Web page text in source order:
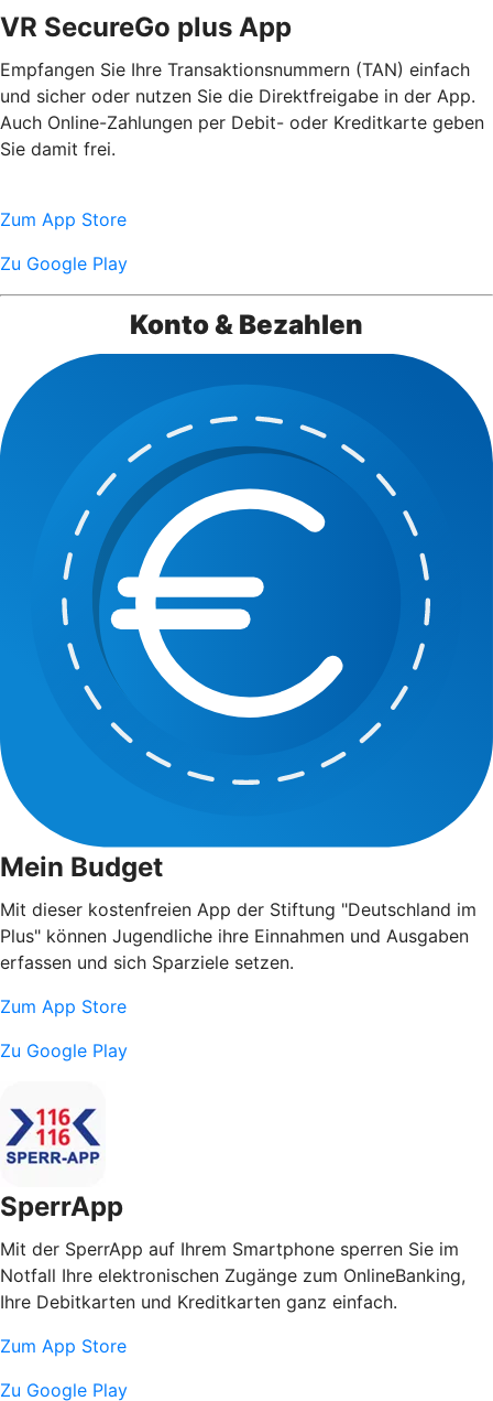
VR SecureGo plus App
Empfangen Sie Ihre Transaktionsnummern (TAN) einfach
und sicher oder nutzen Sie die Direktfreigabe in der App.
Auch Online-Zahlungen per Debit- oder Kreditkarte geben
Sie damit frei.
Zum App Store
Zu Google Play
Konto & Bezahlen
Mein Budget
Mit dieser kostenfreien App der Stiftung "Deutschland im
Plus" können Jugendliche ihre Einnahmen und Ausgaben
erfassen und sich Sparziele setzen.
Zum App Store
Zu Google Play
SperrApp
Mit der SperrApp auf Ihrem Smartphone sperren Sie im
Notfall Ihre elektronischen Zugänge zum OnlineBanking,
Ihre Debitkarten und Kreditkarten ganz einfach.
Zum App Store
Zu Google Play